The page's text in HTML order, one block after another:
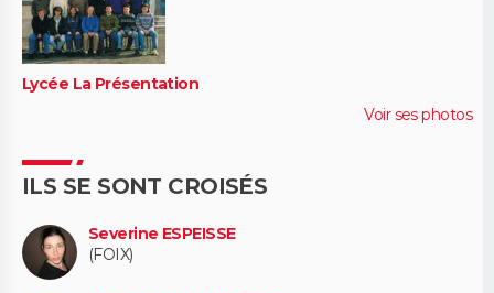
Lycée La Présentation
Voir ses photos
ILS SE SONT CROISÉS
Severine ESPEISSE
(FOIX)